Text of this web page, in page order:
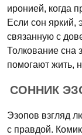
иронией, когда
Если сон яркий,
связанную с
Толкование сна
помогают жить,
СОННИК
Эзопов взгляд
с правдой.